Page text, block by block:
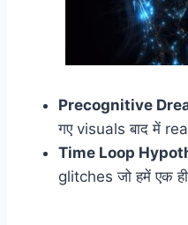
Precognitive
गए visuals बाद में
Time Loop
glitches जो हमें एक